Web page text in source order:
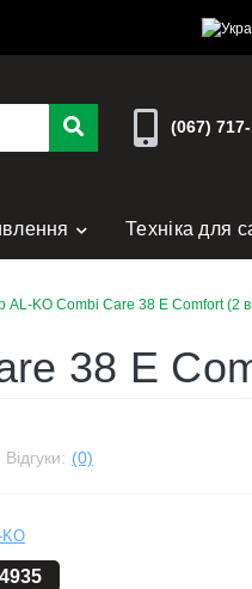
(067)
Техніка для
AL-KO Combi Care 38 E Comfort (2
38 E
Відгуки: (0)